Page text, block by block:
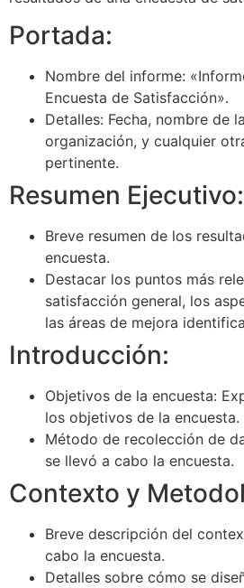
Portada:
Nombre del informe:
Encuesta de Satisfacción».
Detalles: Fecha, nombre de
organización, y cualquier
pertinente.
Resumen Ejecutivo:
Breve resumen de los
encuesta.
Destacar los puntos más
satisfacción general, los
las áreas de mejora
Introducción:
Objetivos de la encuesta:
los objetivos de la encuesta.
Método de recolección de
se llevó a cabo la encuesta.
Contexto y
Breve descripción del
cabo la encuesta.
Detalles sobre cómo se